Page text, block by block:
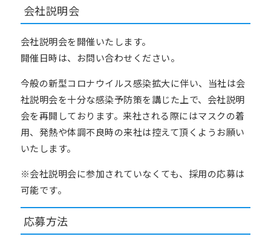
会社説明会
会社説明会を開催いたします。
開催日時は、お問い合わせください。
今般の新型コロナウイルス感染拡大に伴い、当社は会
社説明会を十分な感染予防策を講じた上で、会社説明
会を再開しております。来社される際にはマスクの着
用、発熱や体調不良時の来社は控えて頂くようお願い
いたします。
※会社説明会に参加されていなくても、採用の応募は
可能です。
応募方法